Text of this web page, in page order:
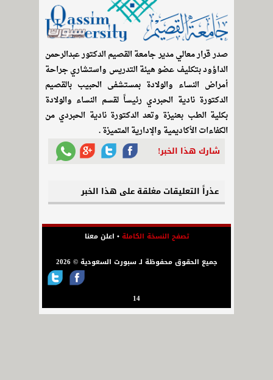
صدر قرار معالي مدير جامعة القصيم الدكتور عبدالرحمن
الداؤود بتكليف عضو هيئة التدريس واستشاري جراحة
أمراض النساء والولادة بمستشفى الحبيب بالقصيم
الدكتورة نادية الحبردي رئيساً لقسم النساء والولادة
بكلية الطب بعنيزة وتعد الدكتورة نادية الحبردي من
الكفاءات الأكاديمية والإدارية المتميزة .
شارك هذا الخبر!
عذراً التعليقات مغلقة على هذا الخبر
تصفح النسخة الكاملة• اعلن معنا
جميع الحقوق محفوظة لـ سبورت السعودية © 2026
14